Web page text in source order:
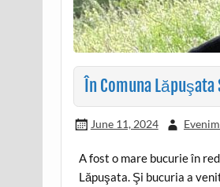
În Comuna
June 11, 2024
A fost o mare bucurie în
Lăpuşata. Şi bucuria a